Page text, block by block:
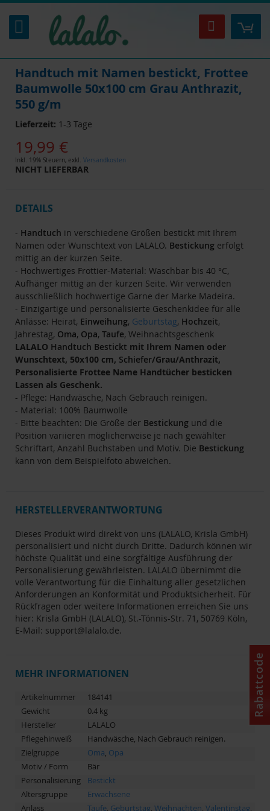
Inhalt
springen
Suche
Handtuch mit Namen bestickt, Frottee
Baumwolle 50x100 cm Grau Anthrazit,
550 g/m
Lieferzeit: 1-3 Tage
19,99 €
Inkl. 19% Steuern, exkl. Versandkosten
NICHT LIEFERBAR
DETAILS
- Handtuch in verschiedene Größen bestickt mit Ihrem
Namen oder Wunschtext von LALALO. Bestickung erfolgt
mittig an der kurzen Seite.
- Hochwertiges Frottier-Material: Waschbar bis 40 °C,
Aufhänger mittig an der kurzen Seite. Wir verwenden
ausschließlich hochwertige Garne der Marke Madeira.
- Einzigartige und personalisierte Geschenkidee für alle
Anlässe: Heirat, Einweihung, Geburtstag, Hochzeit,
Jahrestag, Oma, Opa, Taufe, Weihnachtsgeschenk
LALALO Handtuch Bestickt mit Ihrem Namen oder
Wunschtext, 50x100 cm, Schiefer/Grau/Anthrazit,
Personalisierte Frottee Name Handtücher besticken
Lassen als Geschenk.
- Pflege: Handwäsche, Nach Gebrauch reinigen.
- Material: 100% Baumwolle
- Bitte beachten: Die Größe der Bestickung und die
Position variieren möglicherweise je nach gewählter
Schriftart, Anzahl Buchstaben und Motiv. Die Bestickung
kann von dem Beispielfoto abweichen.
HERSTELLERVERANTWORTUNG
Dieses Produkt wird direkt von uns (LALALO, Krisla GmbH)
personalisiert und nicht durch Dritte. Dadurch können wir
höchste Qualität und eine sorgfältige Ausführung der
Personalisierung gewährleisten. LALALO übernimmt die
volle Verantwortung für die Einhaltung aller gesetzlichen
Anforderungen an Konformität und Produktsicherheit. Für
Rückfragen oder weitere Informationen erreichen Sie uns
hier: Krisla GmbH (LALALO), St.-Tönnis-Str. 71, 50769 Köln,
E-Mail: support@lalalo.de.
MEHR INFORMATIONEN
Artikelnummer
184141
Gewicht
0.4 kg
Hersteller
LALALO
Pflegehinweiß
Handwäsche, Nach Gebrauch reinigen.
Zielgruppe
Oma, Opa
Motiv / Form
Bär
Personalisierung
Bestickt
Altersgruppe
Erwachsene
Anlass
Taufe, Geburtstag, Weihnachten, Valentinstag,
Rabattcode